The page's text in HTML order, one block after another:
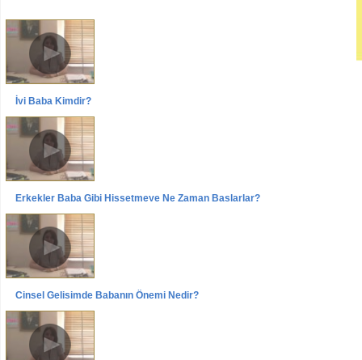
İyi Baba Kimdir?
Videolar Röportajlar
Erkekler Baba Gibi Hissetmeye Ne Zaman Başlarlar?
Videolar Röportajlar
Cinsel Gelişimde Babanın Önemi Nedir?
Videolar Röportajlar